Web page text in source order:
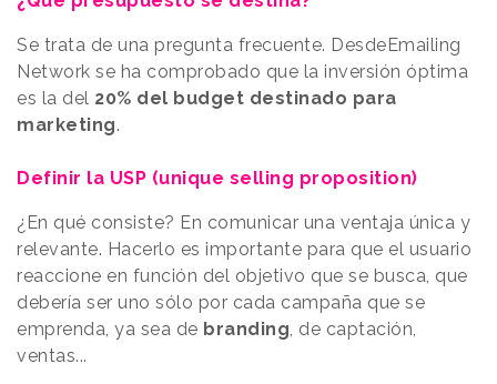
Se trata de una pregunta frecuente. DesdeEmailing
Network se ha comprobado que la inversión óptima
es la del 20% del budget destinado para
marketing.
Definir la USP (unique selling proposition)
¿En qué consiste? En comunicar una ventaja única y
relevante. Hacerlo es importante para que el usuario
reaccione en función del objetivo que se busca, que
debería ser uno sólo por cada campaña que se
emprenda, ya sea de branding, de captación,
ventas...